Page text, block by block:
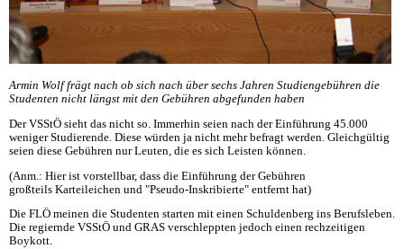
Armin Wolf frägt nach ob sich nach über sechs Jahren Studiengebühren die
Studenten nicht längst mit den Gebühren abgefunden haben
Der VSStÖ sieht das nicht so. Immerhin seien nach der Einführung 45.000
weniger Studierende. Diese würden ja nicht mehr befragt werden. Gleichgültig
seien diese Gebühren nur Leuten, die es sich Leisten können.
(Anm.: Hier ist vorstellbar, dass die Einführung der Gebühren
großteils Karteileichen und "Pseudo-Inskribierte" entfernt hat)
Die FLÖ meinen die Studenten starten mit einen Schuldenberg ins Berufsleben.
Die regiernde VSStÖ und GRAS verschleppten jedoch einen rechzeitigen
Boykott.